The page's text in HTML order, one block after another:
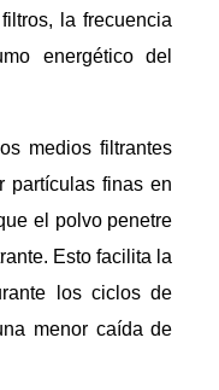
la frecuencia
energético del
medios filtrantes
partículas finas en
el polvo penetre
Esto facilita la
los ciclos de
menor caída de